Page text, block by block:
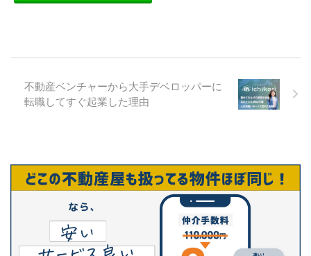
不動産ベンチャーから大手デベロッパーに
転職してすぐ起業した理由